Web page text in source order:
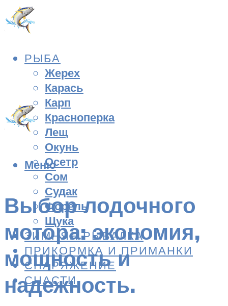
РЫБА
Жерех
Карась
Карп
Красноперка
Лещ
Окунь
Осетр
Сом
Судак
Форель
Щука
ЗИМНЯЯ РЫБАЛКА
ПРИКОРМКА И ПРИМАНКИ
СНАРЯЖЕНИЕ
СНАСТИ
Меню
Выбор лодочного
мотора: экономия,
мощность и
надежность.